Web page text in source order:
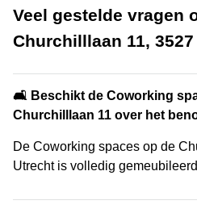
Veel gestelde vragen
Churchilllaan 11,
🛋️ Beschikt de Coworking
Churchilllaan 11 over het
De Coworking spaces op de
Utrecht is volledig